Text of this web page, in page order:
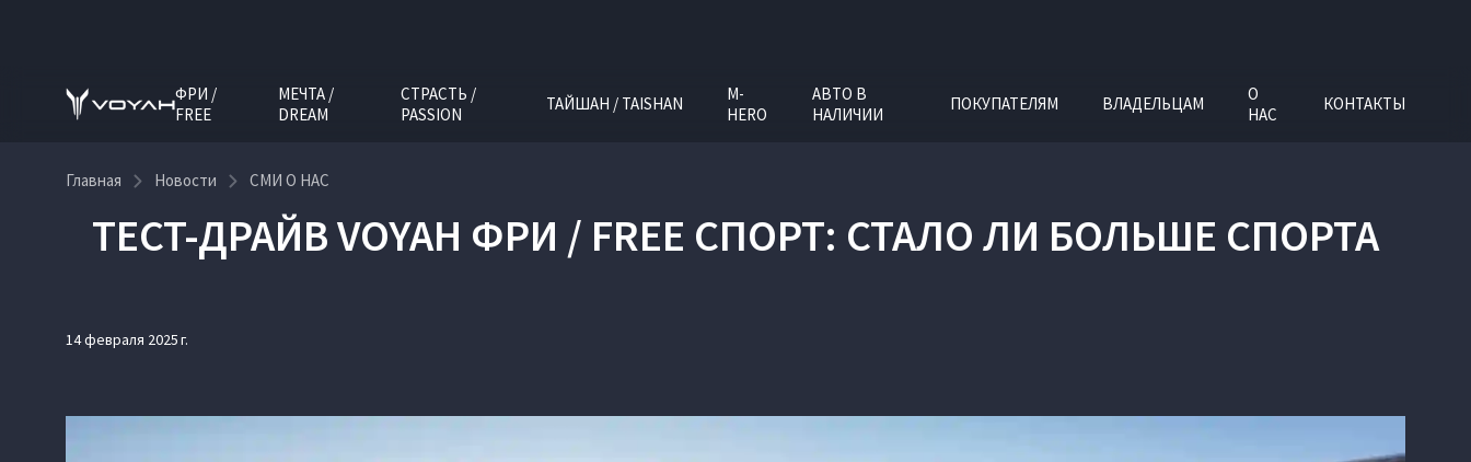
ФРИ /
FREE
МЕЧТА /
DREAM
СТРАСТЬ /
PASSION
ТАЙШАН / TAISHAN
M-
HERO
АВТО В
НАЛИЧИИ
ПОКУПАТЕЛЯМ ВЛАДЕЛЬЦАМ
О
НАС
КОНТАКТЫ
Главная Новости СМИ О НАС
ТЕСТ-ДРАЙВ VOYAH ФРИ / FREE СПОРТ: СТАЛО ЛИ БОЛЬШЕ СПОРТА
14 февраля 2025 г.